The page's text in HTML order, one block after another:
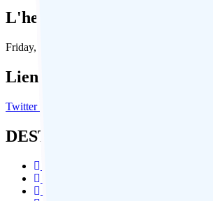
L'heure en Inde:
Friday, August 7, 2026, 02:14:51 PM
Liens Sociaux:
Twitter
DESTINATIONS PAR ÉTATS